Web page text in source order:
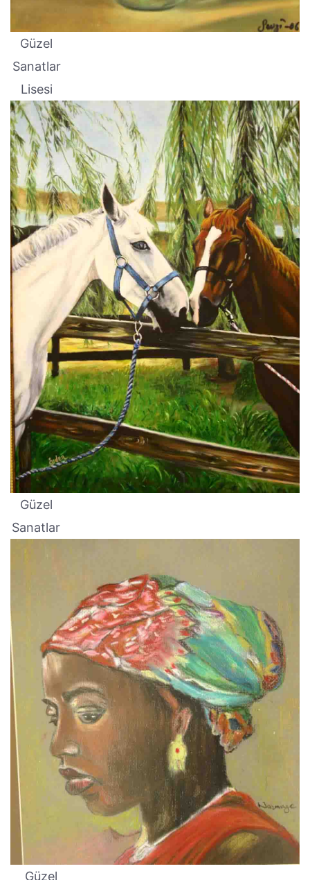
Güzel
Sanatlar
Lisesi
Güzel
Sanatlar
Güzel